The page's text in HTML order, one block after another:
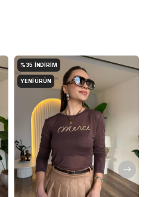
%35 İNDIRIM
YENI ÜRÜN